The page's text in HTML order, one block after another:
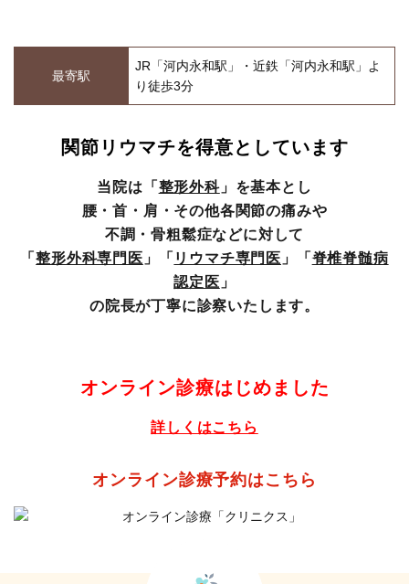
最寄駅
JR「河内永和駅」・近鉄「河内永和駅」よ
り徒歩3分
関節リウマチを得意としています
当院は「 整形外科」を基本とし
腰・首・肩・その他各関節の痛みや
不調・骨粗鬆症などに対して
「整形外科専門医 」「 リウマチ専門医 」「脊椎脊髄病
認定医 」
の院長が丁寧に診察いたします。
オンライン診療はじめました
詳しくはこちら
オンライン診療予約はこちら